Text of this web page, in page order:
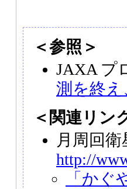
＜参照＞
JAXA プ
測を終え
＜関連リン
月周回
http://
「かぐ